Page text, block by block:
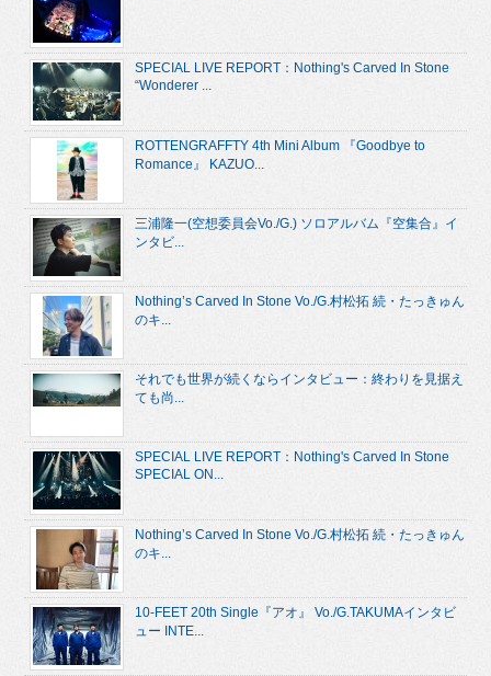
SPECIAL LIVE REPORT：Nothing's Carved In Stone
“Wonderer ...
ROTTENGRAFFTY 4th Mini Album 『Goodbye to
Romance』 KAZUO...
三浦隆一(空想委員会Vo./G.) ソロアルバム『空集合』イ
ンタビ...
Nothing’s Carved In Stone Vo./G.村松拓 続・たっきゅん
のキ...
それでも世界が続くならインタビュー：終わりを見据え
ても尚...
SPECIAL LIVE REPORT：Nothing's Carved In Stone
SPECIAL ON...
Nothing’s Carved In Stone Vo./G.村松拓 続・たっきゅん
のキ...
10-FEET 20th Single『アオ』 Vo./G.TAKUMAインタビ
ュー INTE...